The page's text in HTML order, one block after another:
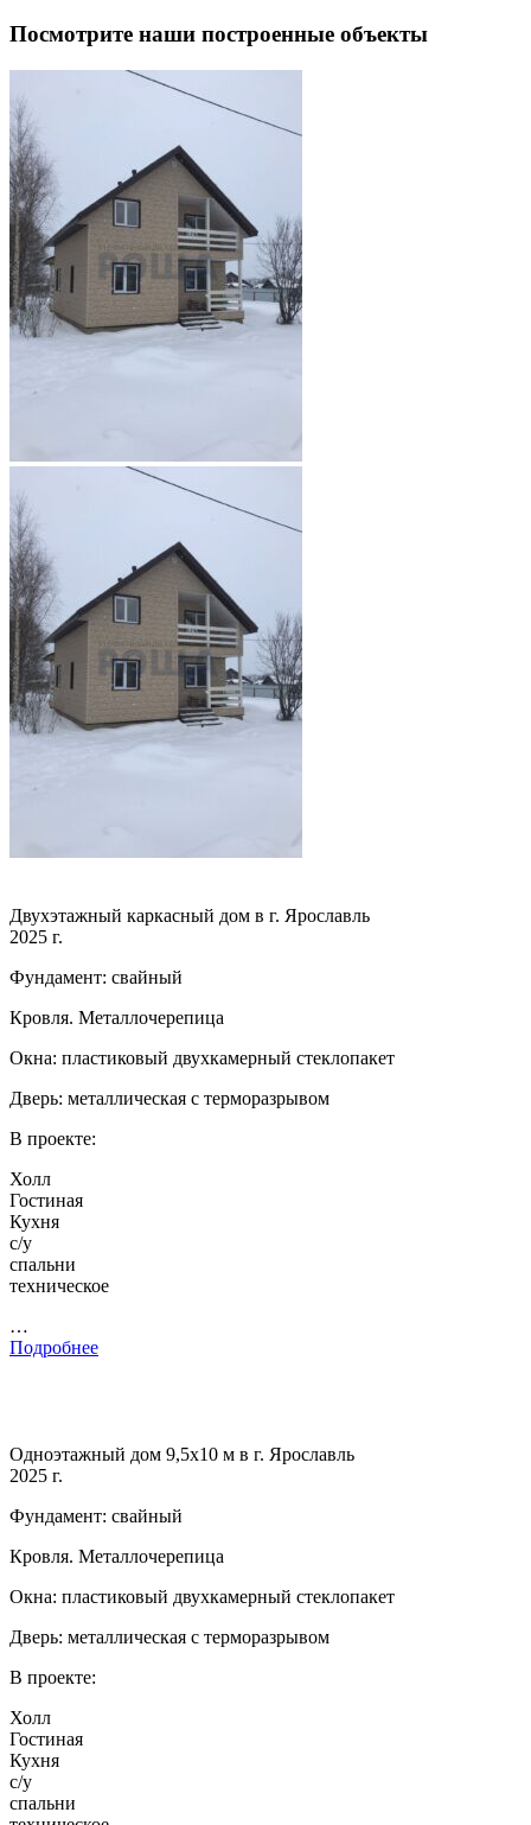
Посмотрите наши построенные объекты
Двухэтажный каркасный дом в г. Ярославль
2025 г.
Фундамент: свайный
Кровля. Металлочерепица
Окна: пластиковый двухкамерный стеклопакет
Дверь: металлическая с терморазрывом
В проекте:
Холл
Гостиная
Кухня
с/у
спальни
техническое
…
Подробнее
Одноэтажный дом 9,5х10 м в г. Ярославль
2025 г.
Фундамент: свайный
Кровля. Металлочерепица
Окна: пластиковый двухкамерный стеклопакет
Дверь: металлическая с терморазрывом
В проекте:
Холл
Гостиная
Кухня
с/у
спальни